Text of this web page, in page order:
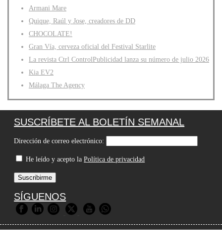
Armani Mare
Quique, Raúl y Jose, creadores de DD
CHOCOLATE!
Gran Vía, cerveza oficial del Festival Starlite
La revista Ctrl ControlPublicidad lanza su número de julio 2026
Kia EV2
Málaga The Agency
SUSCRÍBETE AL BOLETÍN SEMANAL
Dirección de correo electrónico:
He leído y acepto laPolítica de privacidad
SÍGUENOS